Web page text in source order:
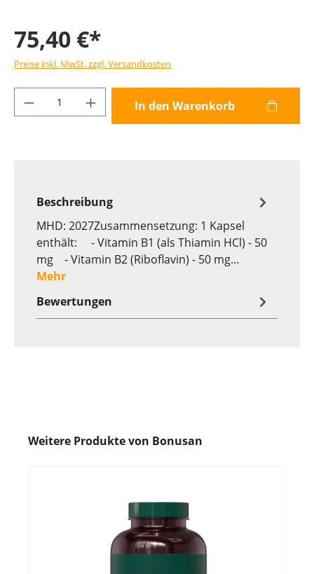
75,40 €*
Preise inkl. MwSt. zzgl. Versandkosten
Produkt Anzahl: Gib den gewünschten
In den Warenkorb
Beschreibung
MHD: 2027Zusammensetzung: 1 Kapsel
enthält: - Vitamin B1 (als Thiamin HCl) - 50
mg - Vitamin B2 (Riboflavin) - 50 mg…
Mehr
Bewertungen
Weitere Produkte von Bonusan